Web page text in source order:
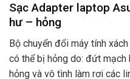
Sạc Adapter laptop
hư – hỏng
Bộ chuyển đổi máy tính
có thể bị hỏng do: đứt mạch
hỏng và vô tình làm rơi các